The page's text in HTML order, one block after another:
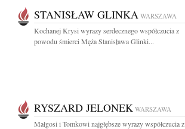
STANISŁAW GLINKA WARSZAWA
Kochanej Krysi wyrazy serdecznego współczucia z
powodu śmierci Męża Stanisława Glinki...
RYSZARD JELONEK WARSZAWA
Małgosi i Tomkowi najgłębsze wyrazy współczucia z